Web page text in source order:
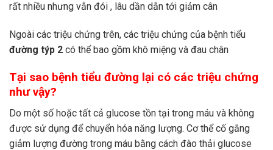
rất nhiều nhưng vẫn đói , lâu dần dẫn tới giảm cân
Ngoài các triệu chứng trên, các triệu chứng của bệnh tiểu
đường týp 2 có thể bao gồm khô miệng và đau chân
Tại sao bệnh tiểu đường lại có các triệu chứng
như vậy?
Do một số hoặc tất cả glucose tồn tại trong máu và không
được sử dụng để chuyển hóa năng lượng. Cơ thể cố gắng
giảm lượng đường trong máu bằng cách đào thải glucose